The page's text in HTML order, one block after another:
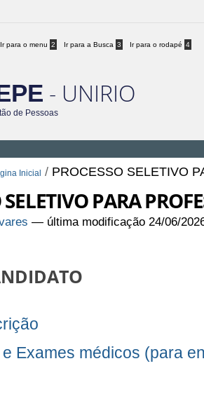
Ir para o menu 2 Ir para a Busca 3 Ir para o rodapé 4
- UNIRIO
de Pessoas
Inicial / PROCESSO SELETIVO
SELETIVO PARA
— última modificação 24/06/
Exames médicos (para